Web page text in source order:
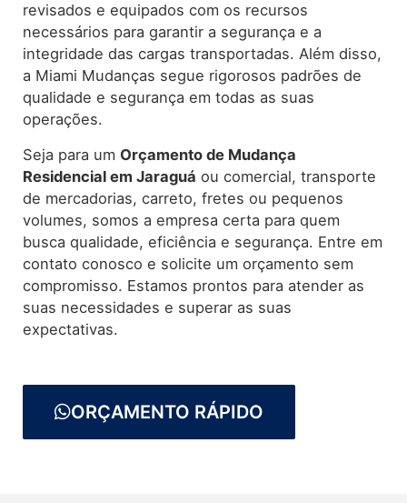
revisados e equipados com os recursos
necessários para garantir a segurança e a
integridade das cargas transportadas. Além disso,
a Miami Mudanças segue rigorosos padrões de
qualidade e segurança em todas as suas
operações.
Seja para um Orçamento de Mudança
Residencial em Jaraguá ou comercial, transporte
de mercadorias, carreto, fretes ou pequenos
volumes, somos a empresa certa para quem
busca qualidade, eficiência e segurança. Entre em
contato conosco e solicite um orçamento sem
compromisso. Estamos prontos para atender as
suas necessidades e superar as suas
expectativas.
ORÇAMENTO RÁPIDO